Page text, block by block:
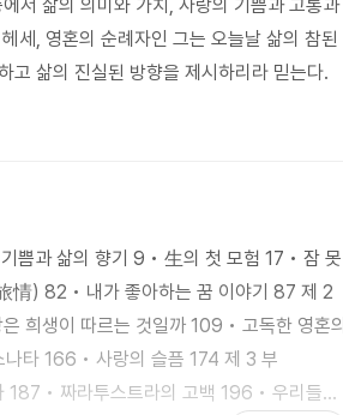
서 삶의 의미와 가치, 사랑의 기쁨과 고통과
세, 영혼의 순례자인 그는 오늘날 삶의 참된
고 삶의 진실된 방향을 제시하리라 믿는다.
) 82 • 내가 좋아하는 꿈 이야기 87 제 2
희생이 따르는 것일까 109 • 고독한 영혼의
• 사랑의 슬픔 174 제 3 부
• 짜라투스트라의 고백 196 • 우리들은